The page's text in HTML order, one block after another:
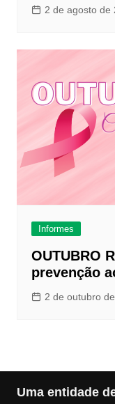
2 de agosto de
Informes
OUTUBRO
prevenção
2 de outubro
Uma entidade